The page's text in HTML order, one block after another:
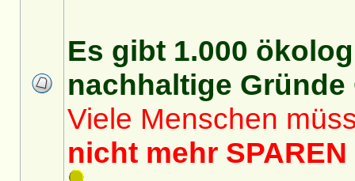
Es gibt 1.000
nachhaltige
Viele Menschen
nicht mehr